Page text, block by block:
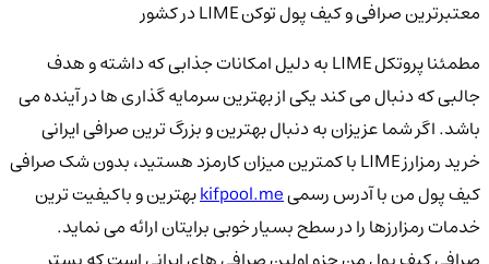
معتبرترین صرافی و کیف پول توکن LIME در کشور
مطمئنا پروتکل LIME به دلیل امکانات جذابی که داشته و هدف
جالبی که دنبال می کند یکی از بهترین سرمایه گذاری ها در آینده می
باشد. اگر شما عزیزان به دنبال بهترین و بزرگ ترین صرافی ایرانی
خرید رمزارز LIME با کمترین میزان کارمزد هستید، بدون شک صرافی
کیف پول من با آدرس رسمیkifpool.meبهترین و باکیفیت ترین
خدمات رمزارزها را در سطح بسیار خوبی برایتان ارائه می نماید.